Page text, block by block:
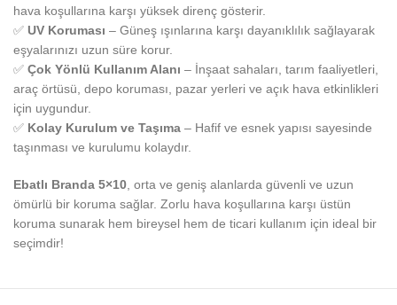
hava koşullarına karşı yüksek direnç gösterir.
✅ UV Koruması – Güneş ışınlarına karşı dayanıklılık sağlayarak
eşyalarınızı uzun süre korur.
✅ Çok Yönlü Kullanım Alanı – İnşaat sahaları, tarım faaliyetleri,
araç örtüsü, depo koruması, pazar yerleri ve açık hava etkinlikleri
için uygundur.
✅ Kolay Kurulum ve Taşıma – Hafif ve esnek yapısı sayesinde
taşınması ve kurulumu kolaydır.
Ebatlı Branda 5×10 , orta ve geniş alanlarda güvenli ve uzun
ömürlü bir koruma sağlar. Zorlu hava koşullarına karşı üstün
koruma sunarak hem bireysel hem de ticari kullanım için ideal bir
seçimdir!